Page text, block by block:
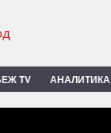
TV АНАЛИТИКА